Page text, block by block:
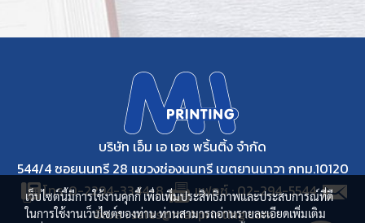
บริษัท เอ็ม เอ เอช พริ้นติ้ง จำกัด
544/4 ซอยนนทรี 28 แขวงช่องนนทรี เขตยานนาวา กทม.10120
โทร. 0-2294-3344-8
แฟกซ์ : 02-294-5544
อีเมล : sales@mahprinting.com
เว็บไซต์นี้มีการใช้งานคุกกี้ เพื่อเพิ่มประสิทธิภาพและประสบการณ์ที่ดี
ในการใช้งานเว็บไซต์ของท่าน ท่านสามารถอ่านรายละเอียดเพิ่มเติม